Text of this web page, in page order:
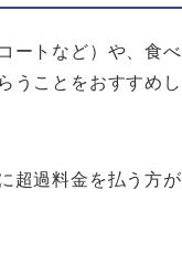
ートなど）や、食べ
うことをおすすめし
超過料金を払う方が